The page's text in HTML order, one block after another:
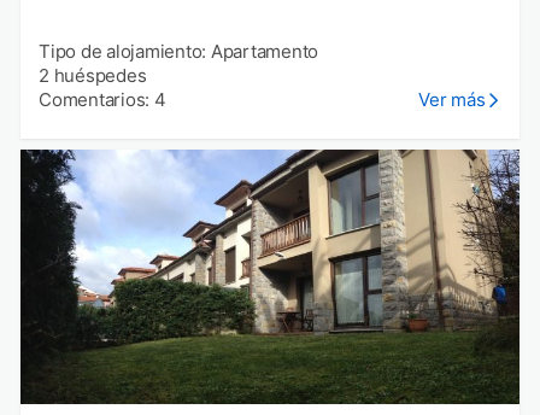
Tipo de alojamiento: Apartamento
2 huéspedes
Comentarios: 4
Ver más